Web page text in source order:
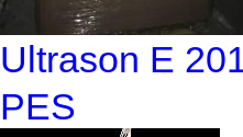
Ultrason E
PES